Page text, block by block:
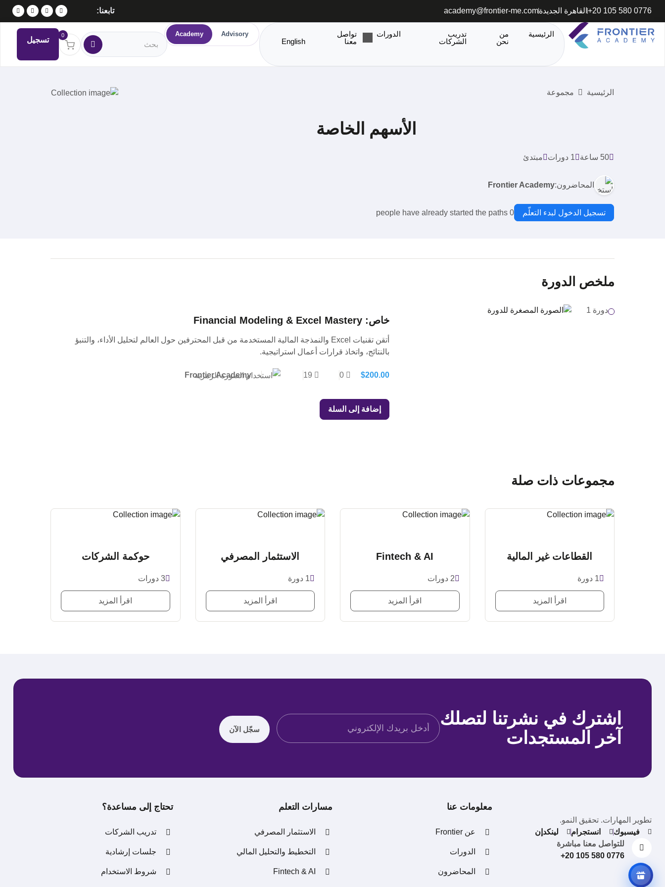
تابعنا: +20 105 580 0776 القاهرة الجديدةacademy@frontier-me.com
الرئيسية
من
نحن
تدريب
الشركات
الدورات
تواصل
معنا
English
Advisory
Academy
0
تسجيل
الرئيسية مجموعة
الأسهم الخاصة
50 ساعة 1 دورات مبتدئ
المحاضرون:Frontier Academy
تسجيل الدخول لبدء التعلّم 0 people have already started the paths
ملخص الدورة
دورة 1
خاص: Financial Modeling & Excel Mastery
أتقن تقنيات Excel والنمذجة المالية المستخدمة من قبل المحترفين حول العالم لتحليل الأداء، والتنبؤ
بالنتائج، واتخاذ قرارات أعمال استراتيجية.
Frontier Academy 19 0 $200.00
إضافة إلى السلة
مجموعات ذات صلة
القطاعات غير المالية
1 دورة
اقرأ المزيد
Fintech & AI
2 دورات
اقرأ المزيد
الاستثمار المصرفي
1 دورة
اقرأ المزيد
حوكمة الشركات
3 دورات
اقرأ المزيد
اشترك في نشرتنا لتصلك
آخر المستجدات
سجّل الآن
تطوير المهارات. تحقيق النمو.
فيسبوك
انستجرام
لينكدإن
للتواصل معنا مباشرة
+20 105 580 0776
معلومات عنا
عن Frontier
الدورات
المحاضرون
مسارات التعلم
الاستثمار المصرفي
التخطيط والتحليل المالي
Fintech & AI
تحتاج إلى مساعدة؟
تدريب الشركات
جلسات إرشادية
شروط الاستخدام